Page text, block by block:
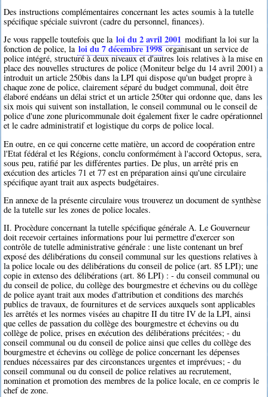
Des instructions complémentaires concernant les actes soumis à la tutelle
spécifique spéciale suivront (cadre du personnel, finances).
Je vous rappelle toutefois que la loi du 2 avril 2001 modifiant la loi sur la
fonction de police, la loi du 7 décembre 1998organisant un service de
police intégré, structuré à deux niveaux et d'autres lois relatives à la mise en
place des nouvelles structures de police (Moniteur belge du 14 avril 2001) a
introduit un article 250bis dans la LPI qui dispose qu'un budget propre à
chaque zone de police, clairement séparé du budget communal, doit être
élaboré endéans un délai strict et un article 250ter qui ordonne que, dans les
six mois qui suivent son installation, le conseil communal ou le conseil de
police d'une zone pluricommunale doit également fixer le cadre opérationnel
et le cadre administratif et logistique du corps de police local.
En outre, en ce qui concerne cette matière, un accord de coopération entre
l'Etat fédéral et les Régions, conclu conformément à l'accord Octopus, sera,
sous peu, ratifié par les différentes parties. De plus, un arrêté pris en
exécution des articles 71 et 77 est en préparation ainsi qu'une circulaire
spécifique ayant trait aux aspects budgétaires.
En annexe de la présente circulaire vous trouverez un document de synthèse
de la tutelle sur les zones de police locales.
II. Procèdure concernant la tutelle spécifique générale A. Le Gouverneur
doit recevoir certaines informations pour lui permettre d'exercer son
contrôle de tutelle administrative générale : une liste contenant un bref
exposé des délibérations du conseil communal sur les questions relatives à
la police locale ou des délibérations du conseil de police (art. 85 LPI); une
copie in extenso des délibérations (art. 86 LPI) : - du conseil communal ou
du conseil de police, du collège des bourgmestre et échevins ou du collège
de police ayant trait aux modes d'attribution et conditions des marchés
publics de travaux, de fournitures et de services auxquels sont applicables
les arrêtés et les normes visées au chapitre II du titre IV de la LPI, ainsi
que celles de passation du collège des bourgmestre et échevins ou du
collège de police, prises en exécution des délibérations précitées; - du
conseil communal ou du conseil de police ainsi que celles du collège des
bourgmestre et échevins ou collège de police concernant les dépenses
rendues nécessaires par des circonstances urgentes et imprévues; - du
conseil communal ou du conseil de police relatives au recrutement,
nomination et promotion des membres de la police locale, en ce compris le
chef de zone.